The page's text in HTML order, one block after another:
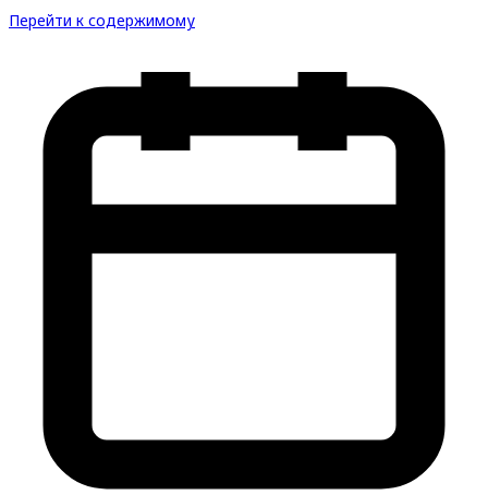
Перейти к содержимому